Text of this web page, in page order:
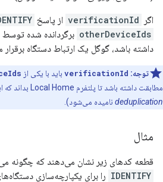
اگر verificationId از پاسخ
otherDeviceIds برگردانده شده
داشته باشد، گوگل یک ارتباط دستگاه برقرار
توجه: verificationId باید با یکی از
مطابقت داشته باشد تا پلتفرم Local Home بداند که این همان دستگاه است (این فرآیند
deduplication نامیده می‌شود).
مثال
قطعه کدهای زیر نشان می‌دهند که چگونه
IDENTIFY را برای یکپارچه‌سازی